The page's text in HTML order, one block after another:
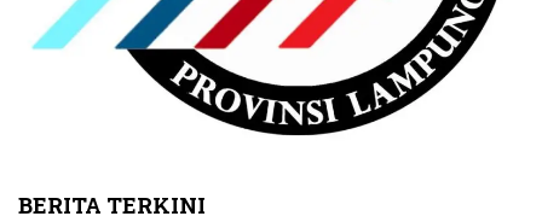
BERITA TERKINI